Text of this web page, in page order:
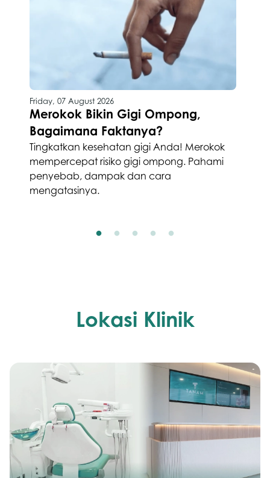
Friday, 07 August 2026
Merokok Bikin Gigi Ompong,
Bagaimana Faktanya?
Tingkatkan kesehatan gigi Anda! Merokok
mempercepat risiko gigi ompong. Pahami
penyebab, dampak dan cara
mengatasinya.
Lokasi Klinik